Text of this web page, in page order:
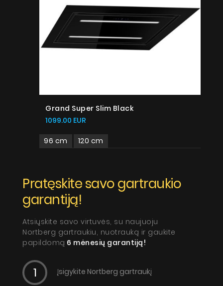
Grand Super Slim Black
1099.00 EUR
96 cm 120 cm
Pratęskite savo gartraukio
garantiją!
Atsiųskite savo virtuvės, su naujuoju
Nortberg gartraukiu, nuotrauką ir gaukite
papildomą 6 mėnesių garantiją!
Įsigykite Nortberg gartraukį